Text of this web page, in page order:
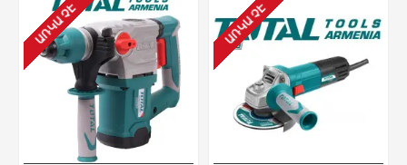
ԱՌԿԱ ՉԷ ԱՌԿԱ ՉԷ